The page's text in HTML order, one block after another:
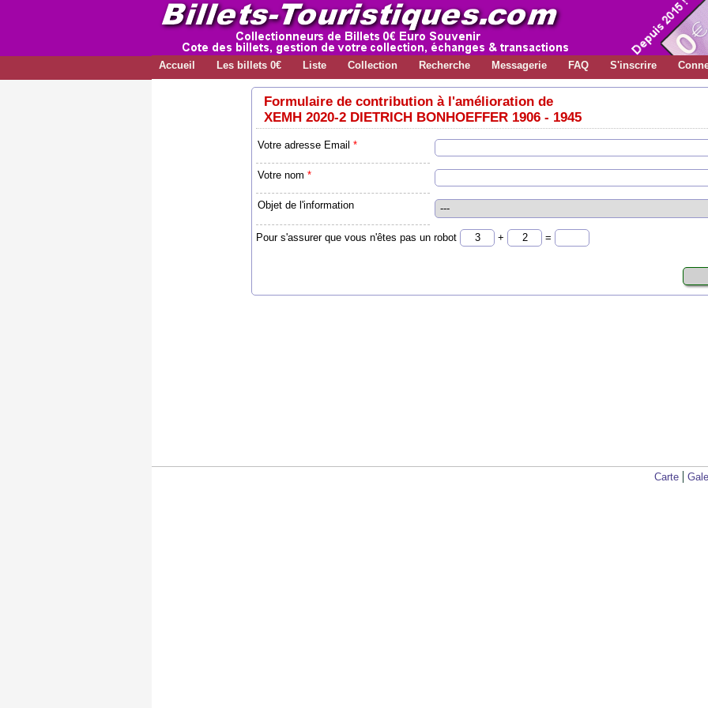
Accueil Les billets 0€ Liste Collection Recherche Messagerie FAQ S'inscrire
Formulaire de contribution à l'amélioration de
XEMH 2020-2 DIETRICH BONHOEFFER 1906 - 1945
Votre adresse Email *
Votre nom *
Objet de l'information
Pour s'assurer que vous n'êtes pas un robot + =
Carte